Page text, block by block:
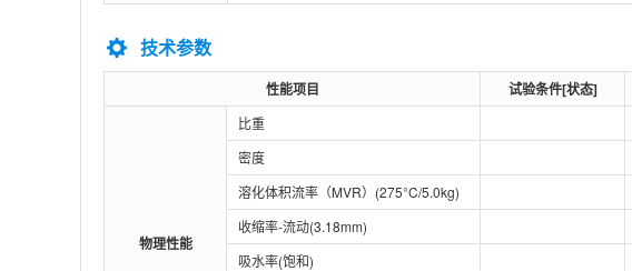
技术参数
性能项目 试验条件[状态]
物理性能
比重
密度
溶化体积流率（MVR）(275°C/5.0kg)
收缩率-流动(3.18mm)
吸水率(饱和)